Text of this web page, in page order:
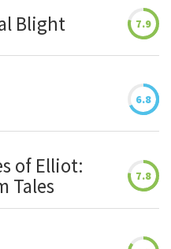
Blight 7.9
6.8
of Elliot:
Tales
7.8